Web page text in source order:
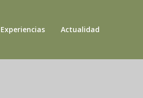
Experiencias Actualidad